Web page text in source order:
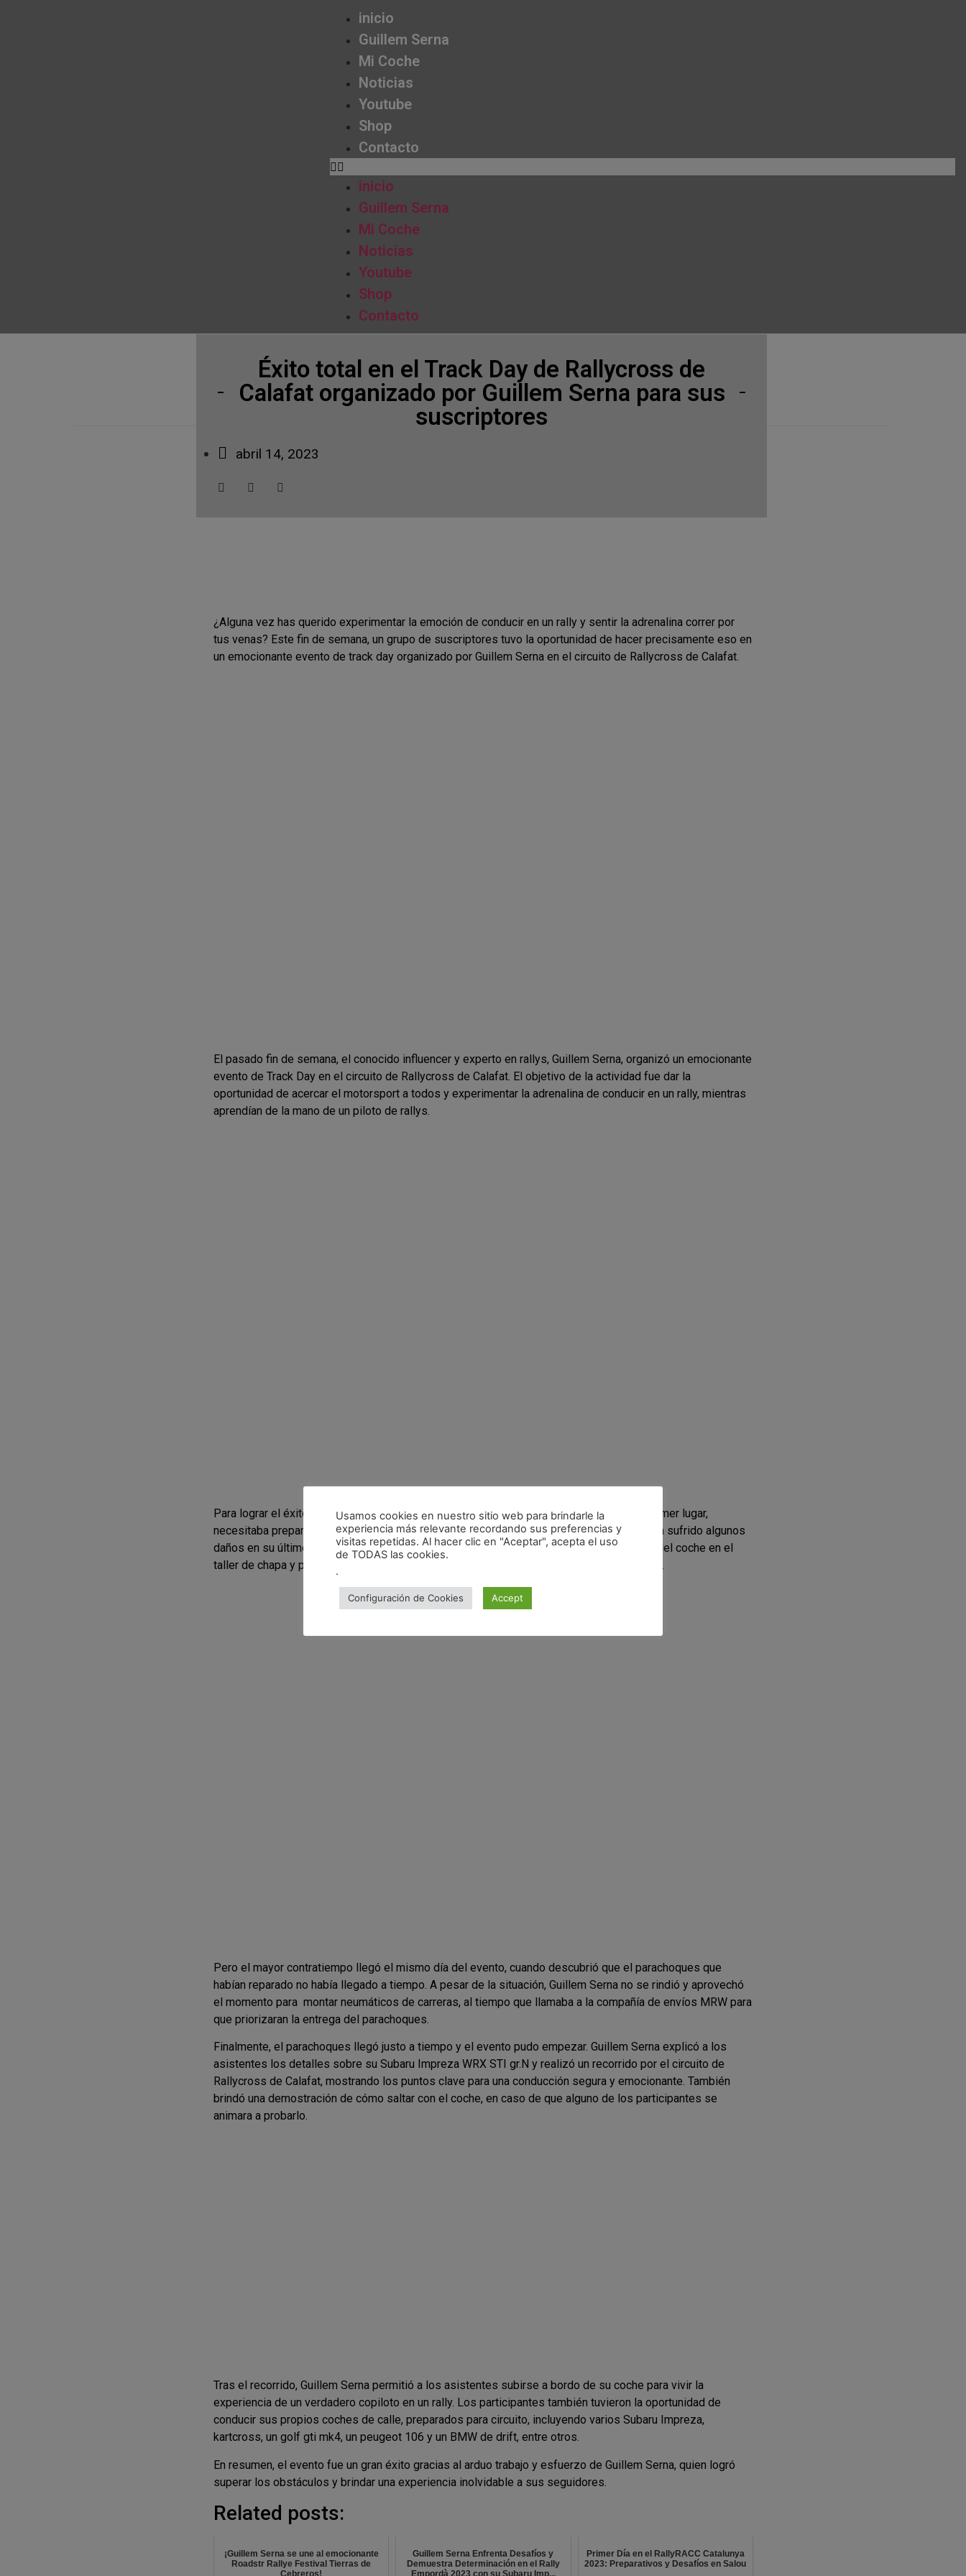
inicio
Guillem Serna
Mi Coche
Noticias
Youtube
Shop
Contacto
inicio
Guillem Serna
Mi Coche
Noticias
Youtube
Shop
Contacto
Éxito total en el Track Day de Rallycross de
Calafat organizado por Guillem Serna para sus
suscriptores
abril 14, 2023
¿Alguna vez has querido experimentar la emoción de conducir en un rally y sentir la adrenalina correr por
tus venas? Este fin de semana, un grupo de suscriptores tuvo la oportunidad de hacer precisamente eso en
un emocionante evento de track day organizado por Guillem Serna en el circuito de Rallycross de Calafat.
El pasado fin de semana, el conocido influencer y experto en rallys, Guillem Serna, organizó un emocionante
evento de Track Day en el circuito de Rallycross de Calafat. El objetivo de la actividad fue dar la
oportunidad de acercar el motorsport a todos y experimentar la adrenalina de conducir en un rally, mientras
aprendían de la mano de un piloto de rallys.
Para lograr el éxito del evento, Guillem Serna tuvo que superar algunos obstáculos. En primer lugar,
necesitaba preparar su propio coche de rallys, un Subaru Impreza WRX STI gr.N, que había sufrido algunos
daños en su último test de entrenamiento. Por lo tanto, tuvo que arreglar el parachoques del coche en el
taller de chapa y pintura, comprar neumáticos slicks y conseguir las pegatinas necesarias.
Pero el mayor contratiempo llegó el mismo día del evento, cuando descubrió que el parachoques que
habían reparado no había llegado a tiempo. A pesar de la situación, Guillem Serna no se rindió y aprovechó
el momento para montar neumáticos de carreras, al tiempo que llamaba a la compañía de envíos MRW para
que priorizaran la entrega del parachoques.
Finalmente, el parachoques llegó justo a tiempo y el evento pudo empezar. Guillem Serna explicó a los
asistentes los detalles sobre su Subaru Impreza WRX STI gr.N y realizó un recorrido por el circuito de
Rallycross de Calafat, mostrando los puntos clave para una conducción segura y emocionante. También
brindó una demostración de cómo saltar con el coche, en caso de que alguno de los participantes se
animara a probarlo.
Tras el recorrido, Guillem Serna permitió a los asistentes subirse a bordo de su coche para vivir la
experiencia de un verdadero copiloto en un rally. Los participantes también tuvieron la oportunidad de
conducir sus propios coches de calle, preparados para circuito, incluyendo varios Subaru Impreza,
kartcross, un golf gti mk4, un peugeot 106 y un BMW de drift, entre otros.
En resumen, el evento fue un gran éxito gracias al arduo trabajo y esfuerzo de Guillem Serna, quien logró
superar los obstáculos y brindar una experiencia inolvidable a sus seguidores.
Related posts:
¡Guillem Serna se une al emocionante
Roadstr Rallye Festival Tierras de
Cebreros!
Guillem Serna Enfrenta Desafíos y
Demuestra Determinación en el Rally
Empordà 2023 con su Subaru Imp...
Primer Día en el RallyRACC Catalunya
2023: Preparativos y Desafíos en Salou
Usamos cookies en nuestro sitio web para brindarle la
experiencia más relevante recordando sus preferencias y
visitas repetidas. Al hacer clic en "Aceptar", acepta el uso
de TODAS las cookies.
.
Configuración de Cookies Accept